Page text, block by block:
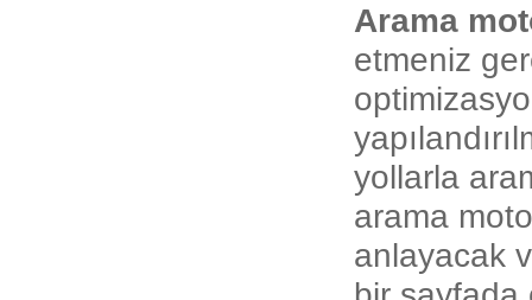
Arama
etmeniz
yollarla
arama
anlayacak